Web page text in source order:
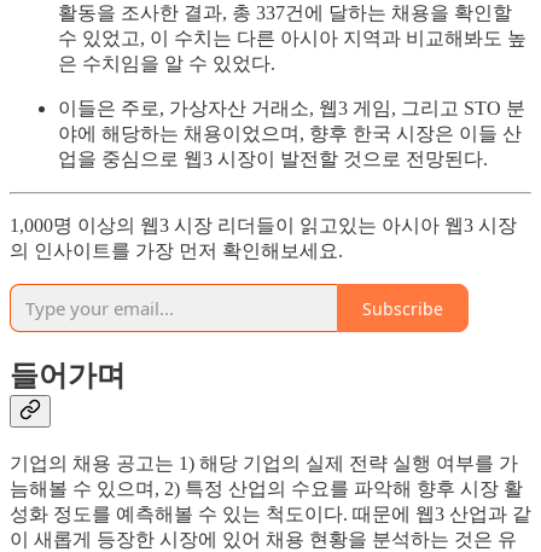
활동을 조사한 결과, 총 337건에 달하는 채용을 확인할
수 있었고, 이 수치는 다른 아시아 지역과 비교해봐도 높
은 수치임을 알 수 있었다.
이들은 주로, 가상자산 거래소, 웹3 게임, 그리고 STO 분
야에 해당하는 채용이었으며, 향후 한국 시장은 이들 산
업을 중심으로 웹3 시장이 발전할 것으로 전망된다.
1,000명 이상의 웹3 시장 리더들이 읽고있는 아시아 웹3 시장
의 인사이트를 가장 먼저 확인해보세요.
Subscribe
들어가며
기업의 채용 공고는 1) 해당 기업의 실제 전략 실행 여부를 가
늠해볼 수 있으며, 2) 특정 산업의 수요를 파악해 향후 시장 활
성화 정도를 예측해볼 수 있는 척도이다. 때문에 웹3 산업과 같
이 새롭게 등장한 시장에 있어 채용 현황을 분석하는 것은 유